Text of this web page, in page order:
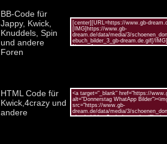
BB-Code für
Jappy, Kwick,
Knuddels, Spin
und andere
Foren
HTML Code für
Kwick,4crazy und
andere